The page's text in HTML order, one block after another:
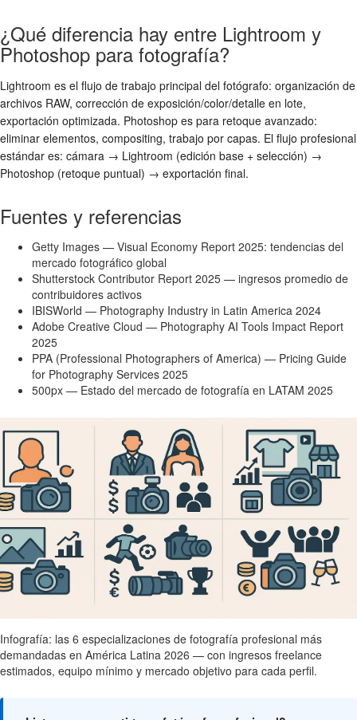
¿Qué diferencia hay entre Lightroom y
Photoshop para fotografía?
Lightroom es el flujo de trabajo principal del fotógrafo: organización de
archivos RAW, corrección de exposición/color/detalle en lote,
exportación optimizada. Photoshop es para retoque avanzado:
eliminar elementos, compositing, trabajo por capas. El flujo profesional
estándar es: cámara → Lightroom (edición base + selección) →
Photoshop (retoque puntual) → exportación final.
Fuentes y referencias
Getty Images — Visual Economy Report 2025: tendencias del
mercado fotográfico global
Shutterstock Contributor Report 2025 — ingresos promedio de
contribuidores activos
IBISWorld — Photography Industry in Latin America 2024
Adobe Creative Cloud — Photography AI Tools Impact Report
2025
PPA (Professional Photographers of America) — Pricing Guide
for Photography Services 2025
500px — Estado del mercado de fotografía en LATAM 2025
Infografía: las 6 especializaciones de fotografía profesional más
demandadas en América Latina 2026 — con ingresos freelance
estimados, equipo mínimo y mercado objetivo para cada perfil.